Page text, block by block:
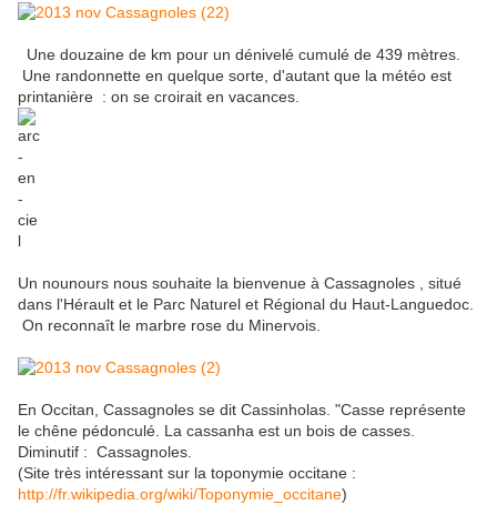
Une douzaine de km pour un dénivelé cumulé de 439 mètres.
Une randonnette en quelque sorte, d'autant que la météo est
printanière : on se croirait en vacances.
Un nounours nous souhaite la bienvenue à Cassagnoles , situé
dans l'Hérault et le Parc Naturel et Régional du Haut-Languedoc.
On reconnaît le marbre rose du Minervois.
En Occitan, Cassagnoles se dit Cassinholas. "Casse représente
le chêne pédonculé. La cassanha est un bois de casses.
Diminutif : Cassagnoles.
(Site très intéressant sur la toponymie occitane :
http://fr.wikipedia.org/wiki/Toponymie_occitane)